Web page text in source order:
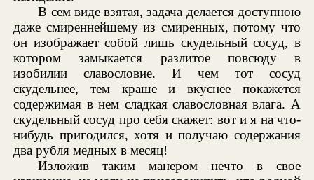
В сем виде взятая, задача делается доступною
даже смиреннейшему из смиренных, потому что
он изображает собой лишь скудельный сосуд, в
котором замыкается разлитое повсюду в
изобилии славословие. И чем тот сосуд
скудельнее, тем краше и вкуснее покажется
содержимая в нем сладкая славословная влага. А
скудельный сосуд про себя скажет: вот и я на что-
нибудь пригодился, хотя и получаю содержания
два рубля медных в месяц!
Изложив таким манером нечто в свое